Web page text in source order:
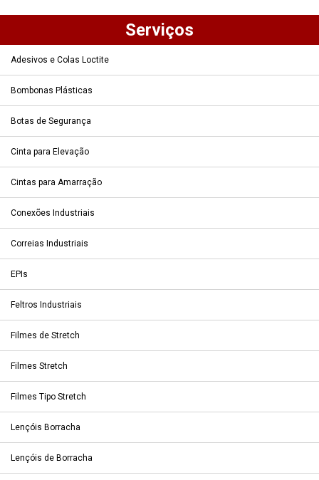
Serviços
Adesivos e Colas Loctite
Bombonas Plásticas
Botas de Segurança
Cinta para Elevação
Cintas para Amarração
Conexões Industriais
Correias Industriais
EPIs
Feltros Industriais
Filmes de Stretch
Filmes Stretch
Filmes Tipo Stretch
Lençóis Borracha
Lençóis de Borracha